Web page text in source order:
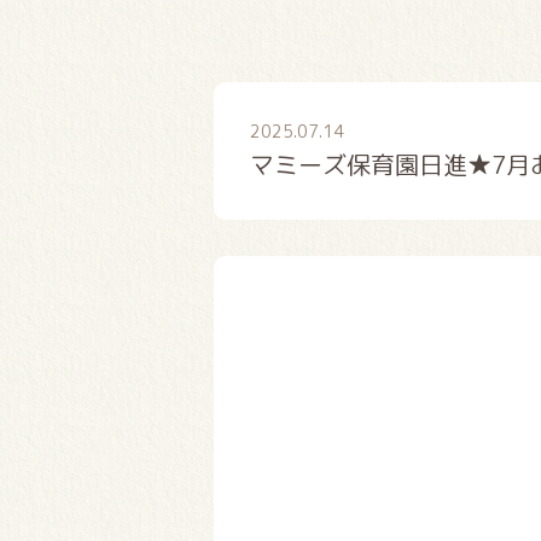
2025.07.14
マミーズ保育園日進★7月